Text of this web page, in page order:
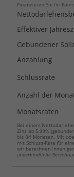
Finanzieren Sie Ihr
Effektiver
Gebundener
Anzahlung
Schlussrate
Anzahl der
Monatsraten
Bei einem
Zins ab 5,99%
bis 84 Monaten. Mit
mit Schluss-Rate für
wir berechnen Ihnen
unverbindliche